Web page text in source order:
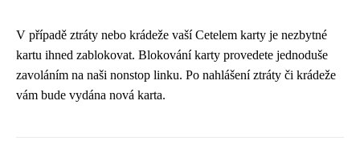
V případě ztráty nebo krádeže vaší Cetelem karty je nezbytné
kartu ihned zablokovat. Blokování karty provedete jednoduše
zavoláním na naši nonstop linku. Po nahlášení ztráty či krádeže
vám bude vydána nová karta.